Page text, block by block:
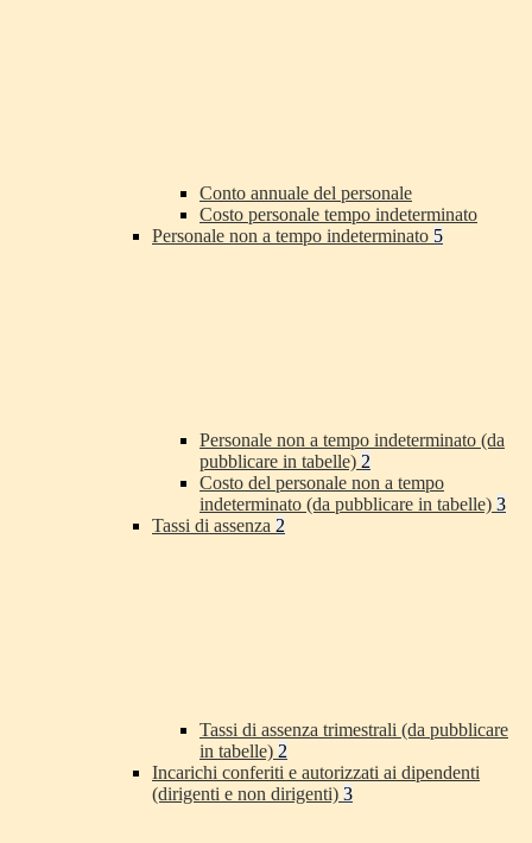
Conto annuale del personale
Costo personale tempo indeterminato
Personale non a tempo indeterminato 5
Personale non a tempo indeterminato (da
pubblicare in tabelle) 2
Costo del personale non a tempo
indeterminato (da pubblicare in tabelle) 3
Tassi di assenza 2
Tassi di assenza trimestrali (da pubblicare
in tabelle) 2
Incarichi conferiti e autorizzati ai dipendenti
(dirigenti e non dirigenti) 3